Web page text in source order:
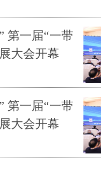
第一届“一带
大会开幕
第一届“一带
大会开幕